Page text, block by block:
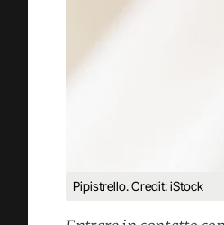
Pipistrello. Credit: iStock